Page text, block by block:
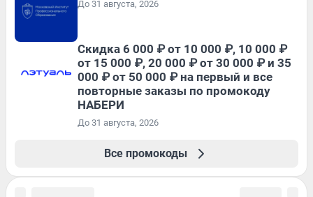
До 31 августа, 2026
Скидка 6 000 ₽ от 10 000 ₽, 10 000 ₽
от 15 000 ₽, 20 000 ₽ от 30 000 ₽ и 35
000 ₽ от 50 000 ₽ на первый и все
повторные заказы по промокоду
НАБЕРИ
До 31 августа, 2026
Все промокоды